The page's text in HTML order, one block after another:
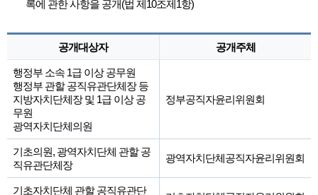
록에 관한 사항을 공개(법 제10조제1항)
공개대상자 공개주체
행정부 소속 1급 이상 공무원
행정부 관할 공직유관단체장 등
지방자치단체장 및 1급 이상 공
무원
광역자치단체의원
정부공직자윤리위원회
기초의원, 광역자치단체 관할 공
직유관단체장
광역자치단체공직자윤리위원회
기초자치단체 관할 공직유관단